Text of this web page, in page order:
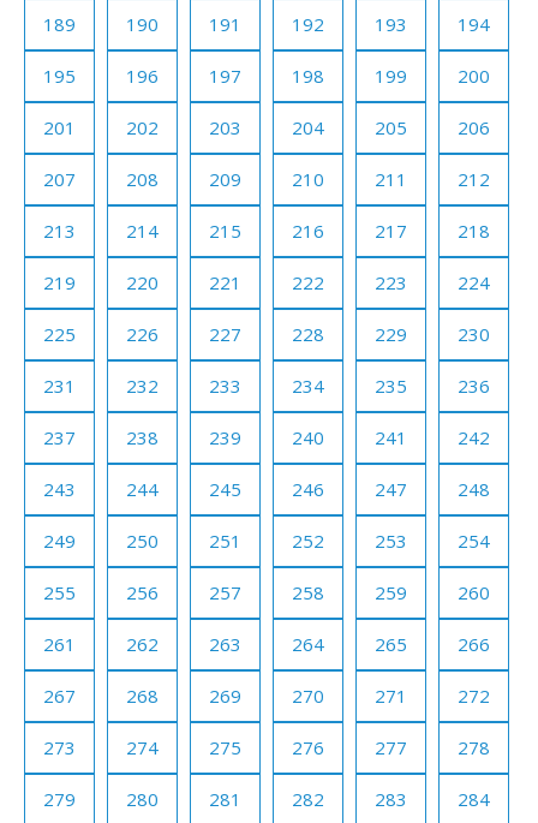
189 190 191 192 193 194
195 196 197 198 199 200
201 202 203 204 205 206
207 208 209 210 211 212
213 214 215 216 217 218
219 220 221 222 223 224
225 226 227 228 229 230
231 232 233 234 235 236
237 238 239 240 241 242
243 244 245 246 247 248
249 250 251 252 253 254
255 256 257 258 259 260
261 262 263 264 265 266
267 268 269 270 271 272
273 274 275 276 277 278
279 280 281 282 283 284